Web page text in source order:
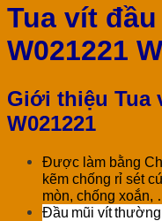
Tua vít
W021221
Giới thiệu Tua
W021221
Được làm bằng
kẽm chống rỉ sét
mòn, chống xoắn,
Đầu mũi vít